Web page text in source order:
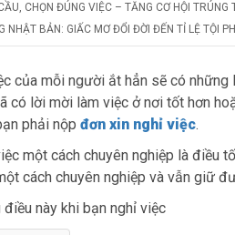
CHỌN ĐÚNG VIỆC – TĂNG CƠ HỘI TRÚNG
NHẬT BẢN: GIẤC MƠ ĐỔI ĐỜI ĐẾN TỈ LỆ TỘI
của mỗi người ắt hẳn sẽ có
có lời mời làm việc ở nơi tốt hơn
phải nộp đơn xin nghỉ việc.
một cách chuyên nghiệp là điều
cách chuyên nghiệp và vẫn giữ
này khi bạn nghỉ việc